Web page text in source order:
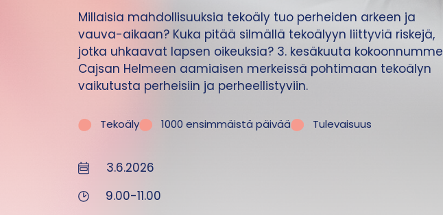
Millaisia mahdollisuuksia tekoäly tuo perheiden arkeen ja
vauva-aikaan? Kuka pitää silmällä tekoälyyn liittyviä riskejä,
jotka uhkaavat lapsen oikeuksia? 3. kesäkuuta kokoonnumme
Cajsan Helmeen aamiaisen merkeissä pohtimaan tekoälyn
vaikutusta perheisiin ja perheellistyviin.
Tekoäly 1000 ensimmäistä päivää Tulevaisuus
3.6.2026
9.00-11.00